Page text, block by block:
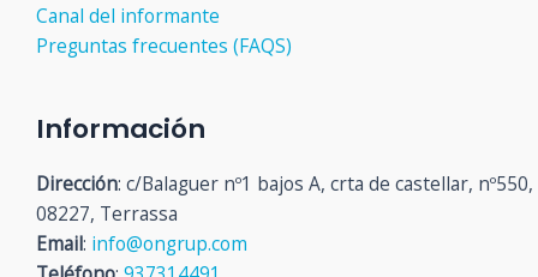
Canal del informante
Preguntas frecuentes (FAQS)
Información
Dirección: c/Balaguer nº1 bajos A, crta de castellar, nº550,
08227, Terrassa
Email: info@ongrup.com